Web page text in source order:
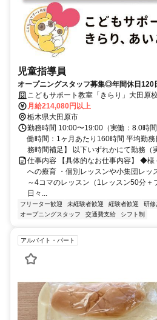
児童指導員
オープニングスタッフ募集◎年間休日120
ランクOK /残業・持ち帰り仕事ナシ◇充実
ップをサポートします
こどもサポート教室「きらり」大田原
月給214,080円以上
栃木県大田原市
勤務時間 10:00〜19:00（実働：8.0時
働時間：1ヶ月あたり160時間 平均勤
務時間補足】 以下いずれかにて勤務（
仕事内容 【具体的なお仕事内容】 ◆様
への療育 ・個別レッスンや小集団レッ
～4コマのレッスン（1レッスン50分
日々...
フリーター歓迎 未経験者歓迎 経験者歓迎 研修
オープニングスタッフ
交通費支給 シフト制
アルバイト・パート